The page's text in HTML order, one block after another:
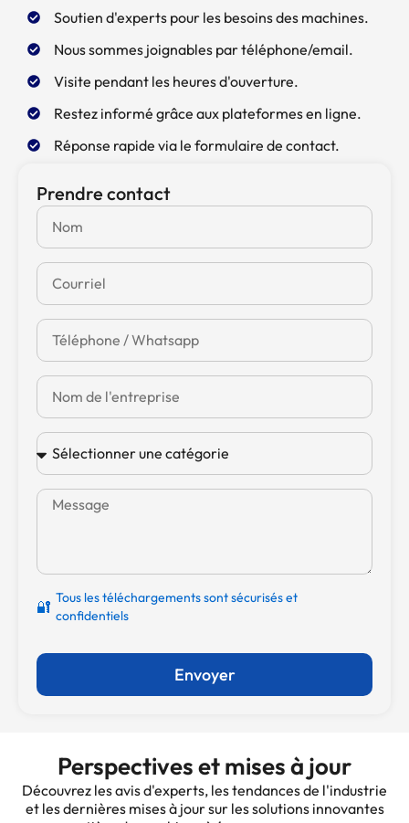
Soutien d'experts pour les besoins des machines.
Nous sommes joignables par téléphone/email.
Visite pendant les heures d'ouverture.
Restez informé grâce aux plateformes en ligne.
Réponse rapide via le formulaire de contact.
Prendre contact
🔐 Tous les téléchargements sont sécurisés et
confidentiels
Envoyer
Perspectives et mises à jour
Découvrez les avis d'experts, les tendances de l'industrie
et les dernières mises à jour sur les solutions innovantes